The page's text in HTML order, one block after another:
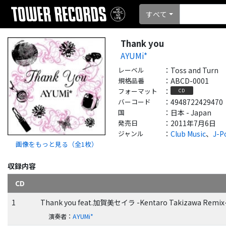
すべて
画像をもっと見る（全1 枚）
Thank you
AYUMi*
レーベル ： Toss and Turn
規格品番 ： ABCD-0001
フォーマット ： CD
バーコード ： 4948722429470
国 ： 日本 - Japan
発売日 ： 2011年7月6日
ジャンル ： Club Music、 J-
収録内容
CD
1
Thank you feat.加賀美セイラ -Kentaro Takizawa
演奏者 ：AYUMi*